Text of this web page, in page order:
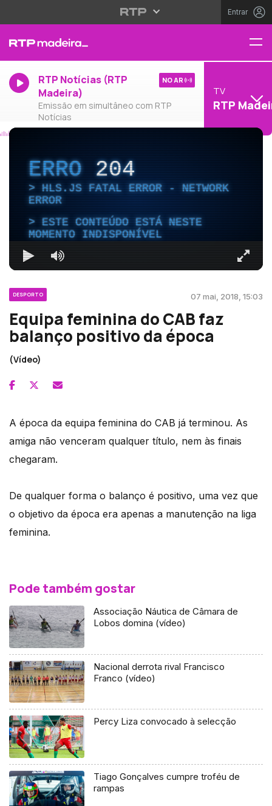
Entrar
RTP Notícias (RTP
Madeira)
Emissão em simultâneo com RTP
Notícias
NO AR
TV
RTP
ERRO204
HLS.JS FATAL ERROR - NETWORK
ERROR
ESTE CONTEÚDO ESTÁ NESTE
MOMENTO INDISPONÍVEL
DESPORTO 07 mai, 2018, 15:03
Equipa feminina do CAB faz
balanço positivo da época
(Vídeo)
A época da equipa feminina do CAB já terminou. As
amiga não venceram qualquer título, nem às finais
chegaram.
De qualquer forma o balanço é positivo, uma vez que
o objetivo da época era apenas a manutenção na liga
feminina.
Pode também gostar
Associação Náutica de Câmara de
Lobos domina (vídeo)
Nacional derrota rival Francisco
Franco (vídeo)
Percy Liza convocado à selecção
Tiago Gonçalves cumpre troféu de
rampas